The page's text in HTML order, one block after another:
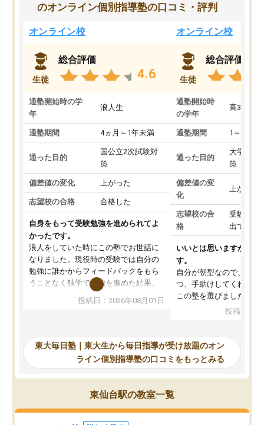
のオンライン個別指導塾の口コミ・評判
オンライン校
生徒
総合評価
4.6
通塾開始時の学
年
浪人生
通塾期間 4ヵ月～1年未満
通った目的
国公立2次試験対
策
偏差値の変化 上がった
志望校の合格 合格した
自身をもって受験勉強を進められてよ
かったです。
浪人をしていた時にこの塾でお世話に
なりました。現役時の受験では自分の
勉強に誰かからフィードバックをもら
うことなく独学で勉強を進めた結果、
入試本番に地歴の学習が間に合わず不
合格となってしまいました。その経験
東大毎日塾にたどり着きました。学習
の長期計画や日々の勉強のやり方につ
いて客観的なアドバイスをいただけた
ので、自信をもって受験勉強を進める
ことができました。自分のように勉強
のやり方や進捗管理で苦労している方
には特におすすめしたい塾です。
投稿日：2026年08月01日
オンライン校
生徒
総合評価
通塾開始時
の学年
高3
通塾期間 1～3ヵ月
通った目的
大学入学
策
偏差値の変
化
上がった
志望校の合
格
受験して
出ていな
いいとは思いますが、料
す。
自分が朝型なので、自習
つ、手助けしてくれる設
この塾を選びました。
投稿日：
東大毎日塾｜東大生から毎日指導が受け放題のオン
ライン個別指導塾の口コミをもっとみる
東仙台駅の教室一覧